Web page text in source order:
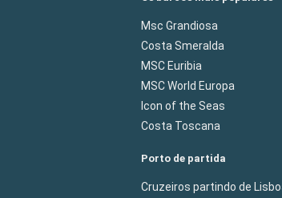
Msc Grandiosa
Costa Smeralda
MSC Euribia
MSC World Europa
Icon of the Seas
Costa Toscana
Porto de partida
Cruzeiros partindo de